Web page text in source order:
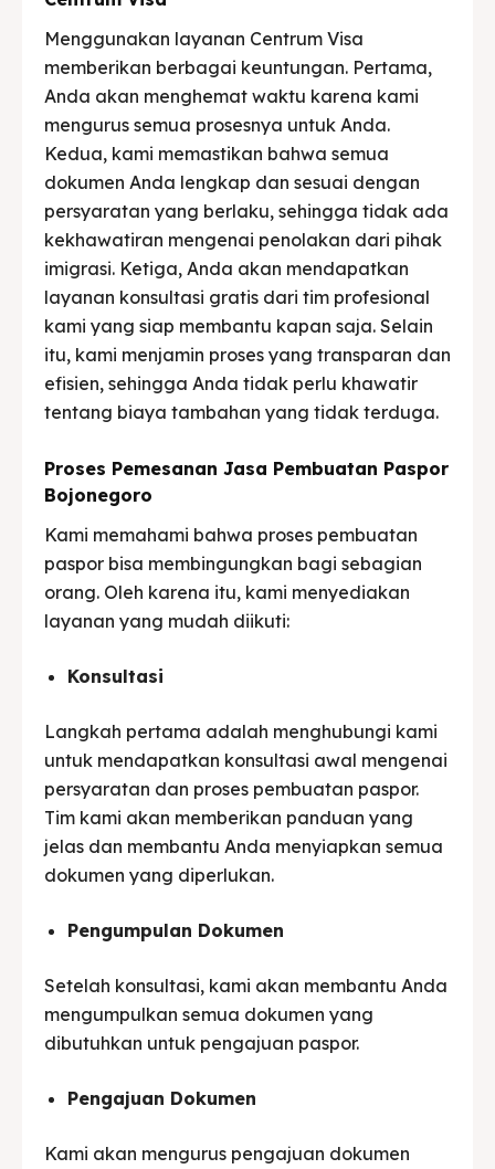
Menggunakan layanan Centrum Visa
memberikan berbagai keuntungan. Pertama,
Anda akan menghemat waktu karena kami
mengurus semua prosesnya untuk Anda.
Kedua, kami memastikan bahwa semua
dokumen Anda lengkap dan sesuai dengan
persyaratan yang berlaku, sehingga tidak ada
kekhawatiran mengenai penolakan dari pihak
imigrasi. Ketiga, Anda akan mendapatkan
layanan konsultasi gratis dari tim profesional
kami yang siap membantu kapan saja. Selain
itu, kami menjamin proses yang transparan dan
efisien, sehingga Anda tidak perlu khawatir
tentang biaya tambahan yang tidak terduga.
Proses Pemesanan Jasa Pembuatan Paspor
Bojonegoro
Kami memahami bahwa proses pembuatan
paspor bisa membingungkan bagi sebagian
orang. Oleh karena itu, kami menyediakan
layanan yang mudah diikuti:
Konsultasi
Langkah pertama adalah menghubungi kami
untuk mendapatkan konsultasi awal mengenai
persyaratan dan proses pembuatan paspor.
Tim kami akan memberikan panduan yang
jelas dan membantu Anda menyiapkan semua
dokumen yang diperlukan.
Pengumpulan Dokumen
Setelah konsultasi, kami akan membantu Anda
mengumpulkan semua dokumen yang
dibutuhkan untuk pengajuan paspor.
Pengajuan Dokumen
Kami akan mengurus pengajuan dokumen